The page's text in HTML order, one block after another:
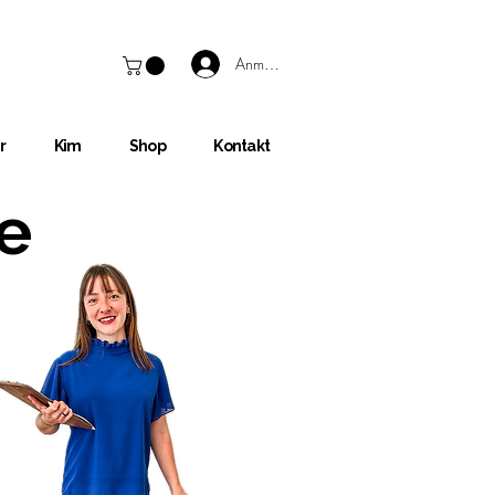
Anmelden
Kim Shop Kontakt